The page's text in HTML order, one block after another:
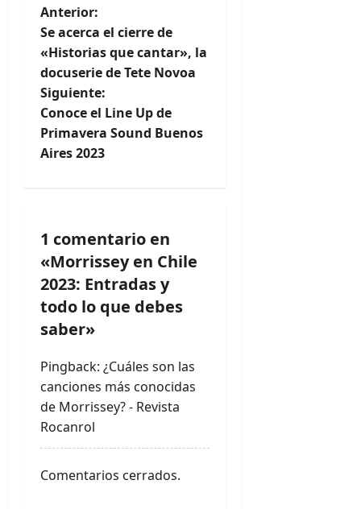
N
a
v
e
g
i
ó
n
d
e
e
n
t
Anterior:
Se acerca el cierre de
«Historias que cantar», la
docuserie de Tete Novoa
Siguiente:
Conoce el Line Up de
Primavera Sound Buenos
Aires 2023
1 comentario en
«Morrissey en Chile
2023: Entradas y
todo lo que debes
saber»
Pingback: ¿Cuáles son las
canciones más conocidas
de Morrissey? - Revista
Rocanrol
Comentarios cerrados.